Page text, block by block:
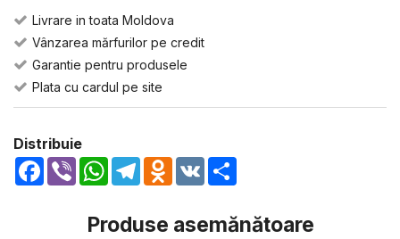
Livrare in toata Moldova
Vânzarea mărfurilor pe credit
Garantie pentru produsele
Plata cu cardul pe site
Distribuie
Facebook
Viber WhatsApp
TelegramOdnoklassniki
VK
Produse asemănătoare